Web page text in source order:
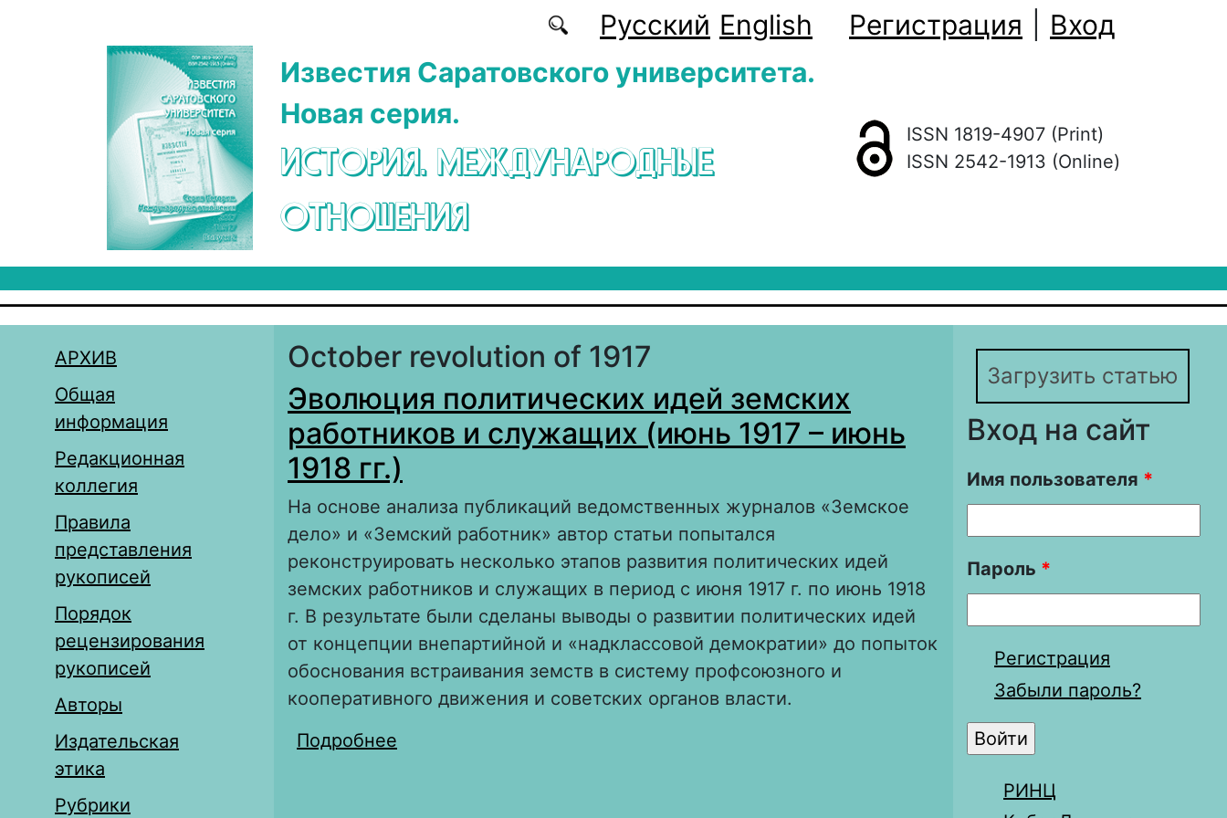
Русский English Регистрация
Вход
Известия Саратовского университета.
Новая серия.
ИСТОРИЯ. МЕЖДУНАРОДНЫЕ
ОТНОШЕНИЯ
ISSN 1819-4907 (Print)
ISSN 2542-1913 (Online)
АРХИВ
Общая
информация
Редакционная
коллегия
Правила
представления
рукописей
Порядок
рецензирования
рукописей
Авторы
Издательская
этика
Рубрики
October revolution of 1917
Эволюция политических идей земских
работников и служащих (июнь 1917 – июнь
1918 гг.)
На основе анализа публикаций ведомственных журналов «Земское
дело» и «Земский работник» автор статьи попытался
реконструировать несколько этапов развития политических идей
земских работников и служащих в период с июня 1917 г. по июнь 1918
г. В результате были сделаны выводы о развитии политических идей
от концепции внепартийной и «надклассовой демократии» до попыток
обоснования встраивания земств в систему профсоюзного и
кооперативного движения и советских органов власти.
Подробнее
Загрузить статью
Вход на сайт
Имя пользователя *
Пароль *
Регистрация
Забыли пароль?
РИНЦ